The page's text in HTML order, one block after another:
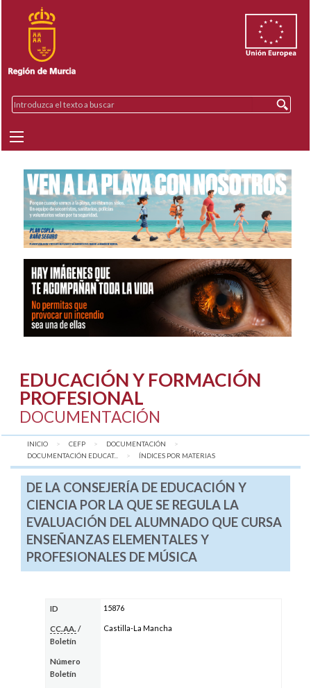
EDUCACIÓN Y FORMACIÓN
PROFESIONAL
DOCUMENTACIÓN
INICIO CEFP
DOCUMENTACIÓN
DOCUMENTACIÓN EDUCAT...
AQUÍ:
ÍNDICES POR MATERIAS
DE LA CONSEJERÍA DE EDUCACIÓN Y
CIENCIA POR LA QUE SE REGULA LA
EVALUACIÓN DEL ALUMNADO QUE CURSA
ENSEÑANZAS ELEMENTALES Y
PROFESIONALES DE MÚSICA
ID 15876
CC.AA. /
Boletín
Castilla-La Mancha
Número
Boletín